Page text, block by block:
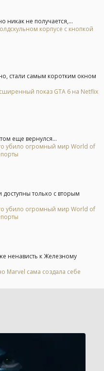
никак не получается,...
корпусе с кнопкой
стали самым коротким окном
показ GTA 6 на Netflix
еще вернулся...
убило огромный мир World of
только с вторым
убило огромный мир World of
ненависть к Железному
Marvel сама создала себе